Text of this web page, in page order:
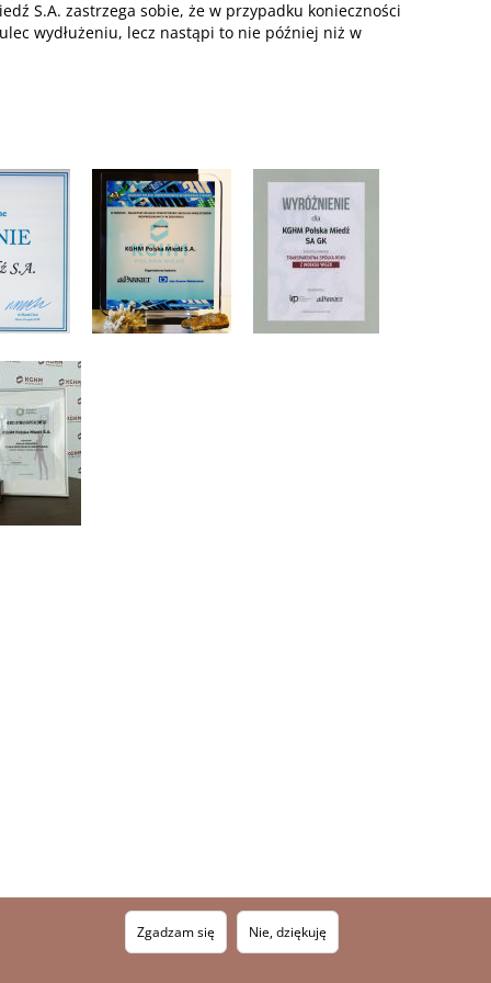
S.A. zastrzega sobie, że w przypadku konieczności
wydłużeniu, lecz nastąpi to nie później niż w
Zgadzam się Nie, dziękuję